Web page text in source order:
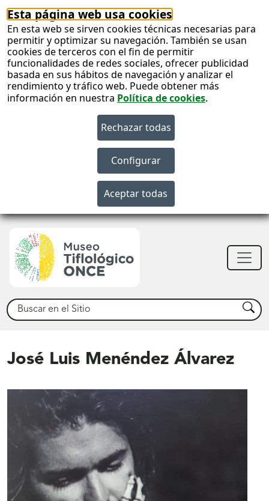
Esta página web usa cookies
En esta web se sirven cookies técnicas necesarias para
permitir y optimizar su navegación. También se usan
cookies de terceros con el fin de permitir
funcionalidades de redes sociales, ofrecer publicidad
basada en sus hábitos de navegación y analizar el
rendimiento y tráfico web. Puede obtener más
información en nuestra Política de cookies.
Buscar Buscar
José Luis Menéndez Álvarez